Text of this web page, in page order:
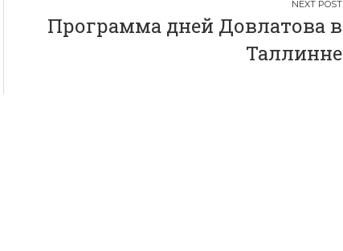
Программа дней Довлатова в
Таллинне